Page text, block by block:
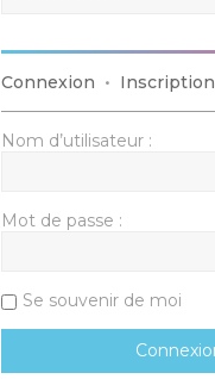
Connexion • Inscription
Nom d’utilisateur :
Mot de passe :
Se souvenir de moi